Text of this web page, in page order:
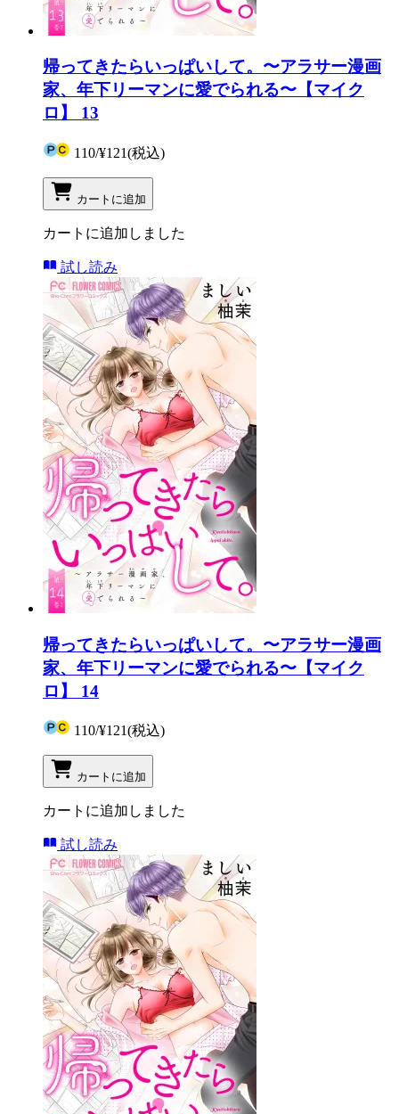
帰ってきたらいっぱいして。〜アラサー漫画
家、年下リーマンに愛でられる〜【マイク
ロ】 13
110/¥121(税込)
カートに追加
カートに追加しました
試し読み
帰ってきたらいっぱいして。〜アラサー漫画
家、年下リーマンに愛でられる〜【マイク
ロ】 14
110/¥121(税込)
カートに追加
カートに追加しました
試し読み